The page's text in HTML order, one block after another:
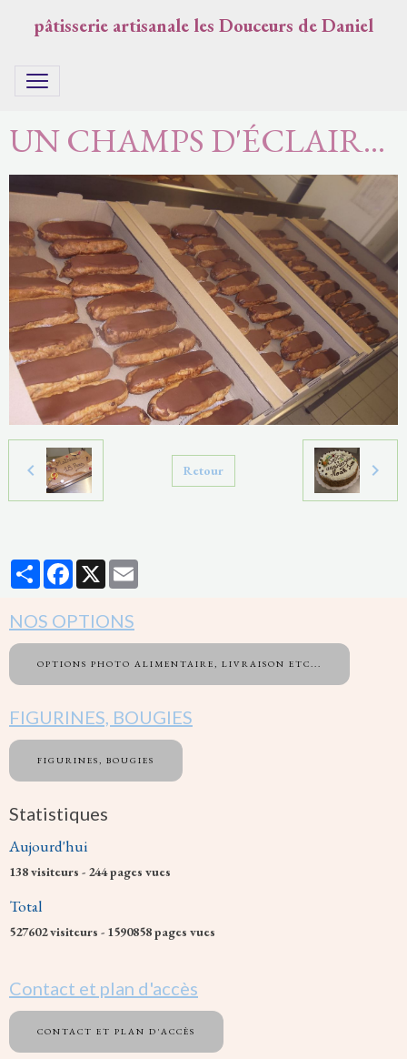
pâtisserie artisanale les Douceurs de Daniel
UN CHAMPS D'ÉCLAIR...
Retour
PartagerFacebook
X
NOS OPTIONS
OPTIONS PHOTO ALIMENTAIRE, LIVRAISON ETC...
FIGURINES, BOUGIES
FIGURINES, BOUGIES
Statistiques
Aujourd'hui
138visiteurs - 244pages vues
Total
527602visiteurs - 1590858pages vues
Contact et plan d'accès
CONTACT ET PLAN D'ACCÈS